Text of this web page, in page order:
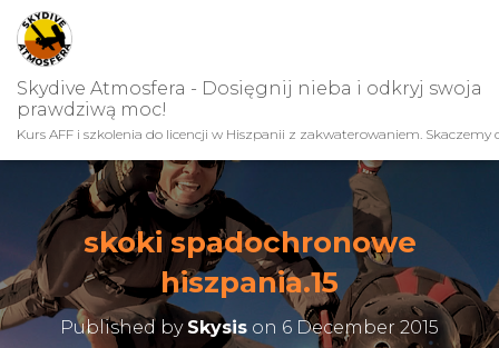
Skydive Atmosfera - Dosięgnij nieba i odkryj swoja
prawdziwą moc!
Kurs AFF i szkolenia do licencji w Hiszpanii z zakwaterowaniem. Skaczemy
skoki spadochronowe
hiszpania.15
Published by Skysis on 6 December 2015